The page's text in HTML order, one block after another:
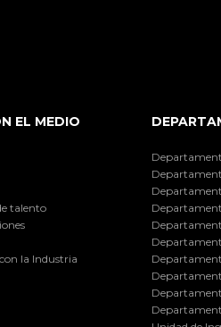
EL MEDIO
talento
la Industria